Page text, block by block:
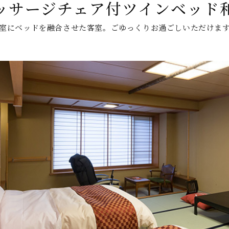
サージチェア付ツインベッド
にベッドを融合させた客室。ごゆっくりお過ごしいただけま